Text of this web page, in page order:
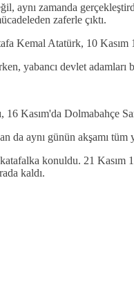
aynı zamanda
zaferle çıktı.
Kemal Atatürk, 10
yabancı devlet adamları
Kasım'da Dolmabahçe
da aynı günün akşamı
konuldu. 21
kaldı.